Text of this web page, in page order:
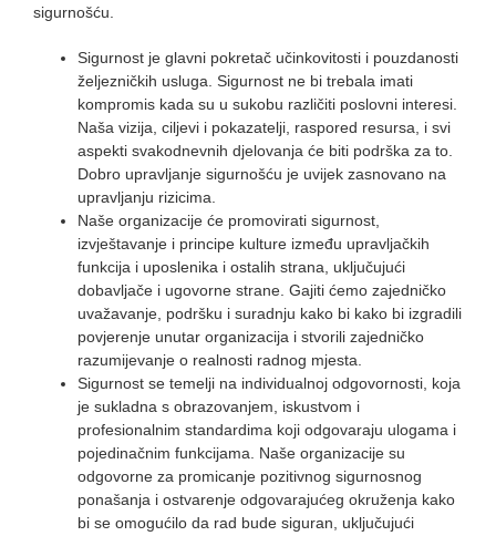
sigurnošću.
Sigurnost je glavni pokretač učinkovitosti i pouzdanosti
željezničkih usluga. Sigurnost ne bi trebala imati
kompromis kada su u sukobu različiti poslovni interesi.
Naša vizija, ciljevi i pokazatelji, raspored resursa, i svi
aspekti svakodnevnih djelovanja će biti podrška za to.
Dobro upravljanje sigurnošću je uvijek zasnovano na
upravljanju rizicima.
Naše organizacije će promovirati sigurnost,
izvještavanje i principe kulture između upravljačkih
funkcija i uposlenika i ostalih strana, uključujući
dobavljače i ugovorne strane. Gajiti ćemo zajedničko
uvažavanje, podršku i suradnju kako bi kako bi izgradili
povjerenje unutar organizacija i stvorili zajedničko
razumijevanje o realnosti radnog mjesta.
Sigurnost se temelji na individualnoj odgovornosti, koja
je sukladna s obrazovanjem, iskustvom i
profesionalnim standardima koji odgovaraju ulogama i
pojedinačnim funkcijama. Naše organizacije su
odgovorne za promicanje pozitivnog sigurnosnog
ponašanja i ostvarenje odgovarajućeg okruženja kako
bi se omogućilo da rad bude siguran, uključujući